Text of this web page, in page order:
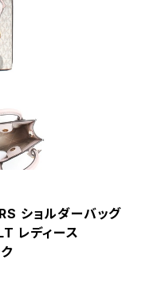
ショルダーバッグ
レディース